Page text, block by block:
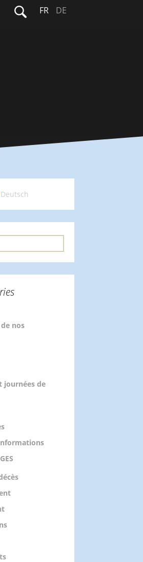
Rechercher :
FR DE
Deutsch
nos
journées de